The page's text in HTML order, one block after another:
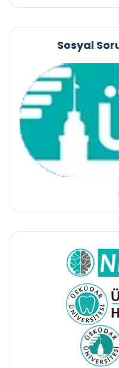
Sosyal